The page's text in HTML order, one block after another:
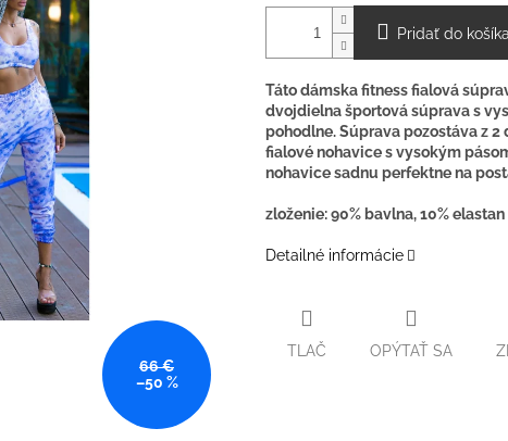
66 €
–50 %
Pridať do košíka
Táto dámska fitness fialová
dvojdielna športová súprava s
pohodlne. Súprava pozostáva z
fialové nohavice s vysokým
nohavice sadnu perfektne na
zloženie: 90% bavlna, 10% elastan
Detailné informácie
TLAČ OPÝTAŤ SA